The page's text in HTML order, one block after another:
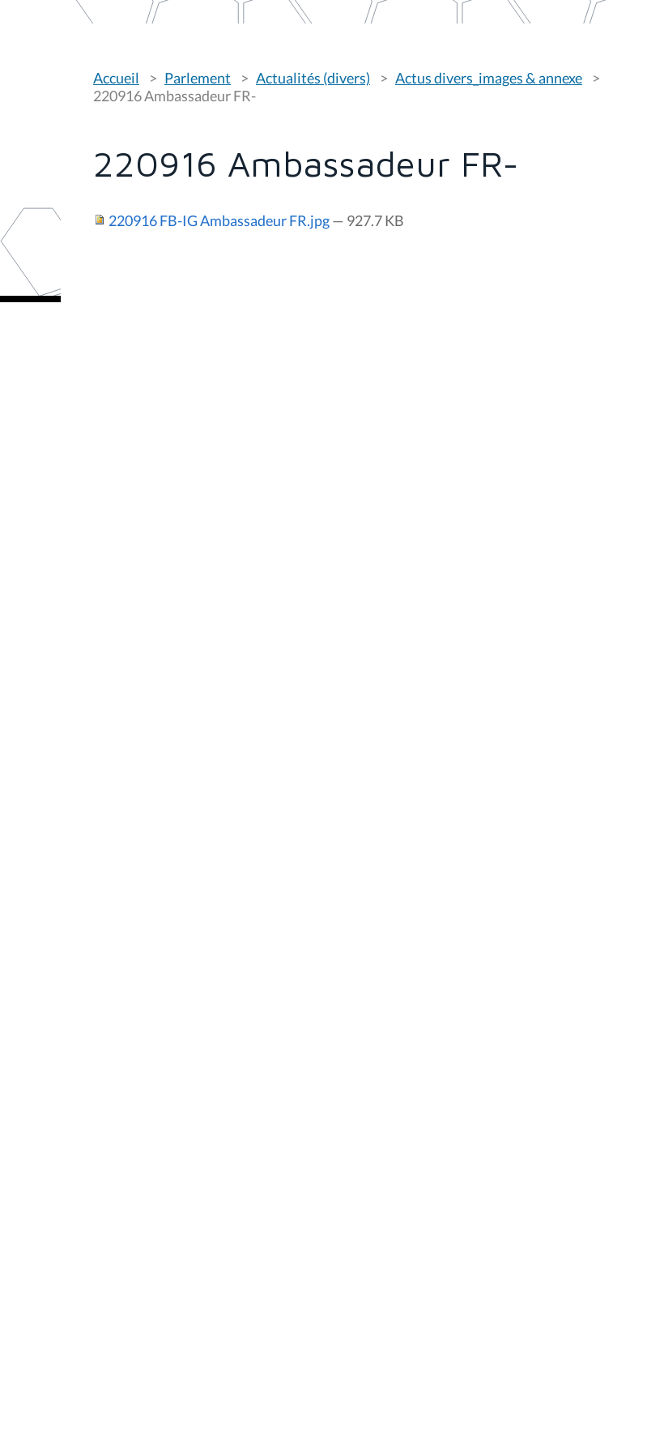
o
u
s
s
:
Accueil Parlement Actualités (divers)
Actus divers_images & annexe
220916 Ambassadeur FR-
220916 Ambassadeur FR-
220916 FB-IG Ambassadeur FR.jpg— 927.7 KB